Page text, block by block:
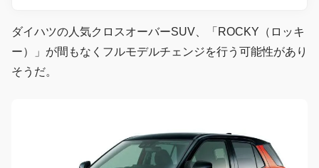
ダイハツの人気クロスオーバーSUV、「ROCKY（ロッキ
ー）」が間もなくフルモデルチェンジを行う可能性があり
そうだ。